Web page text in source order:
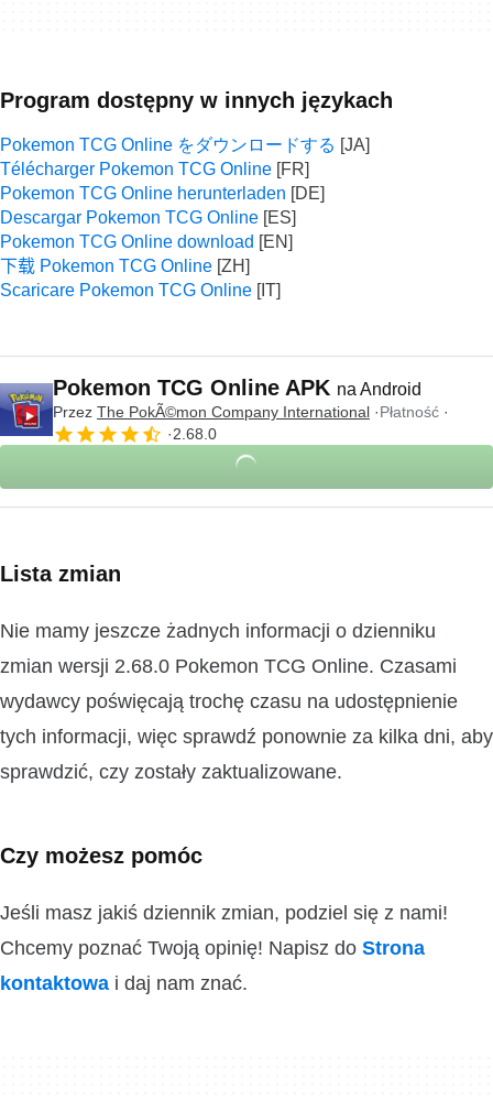
Program dostępny w innych językach
Pokemon TCG Online をダウンロードする
Télécharger Pokemon TCG Online
Pokemon TCG Online herunterladen
Descargar Pokemon TCG Online
Pokemon TCG Online download
下载 Pokemon TCG Online
Scaricare Pokemon TCG Online
Pokemon TCG Online APK na Android
Przez The PokÃ©mon Company International
Płatność
2.68.0
Lista zmian
Nie mamy jeszcze żadnych informacji o dzienniku
zmian wersji 2.68.0 Pokemon TCG Online. Czasami
wydawcy poświęcają trochę czasu na udostępnienie
tych informacji, więc sprawdź ponownie za kilka dni, aby
sprawdzić, czy zostały zaktualizowane.
Czy możesz pomóc
Jeśli masz jakiś dziennik zmian, podziel się z nami!
Chcemy poznać Twoją opinię! Napisz do Strona
kontaktowa i daj nam znać.